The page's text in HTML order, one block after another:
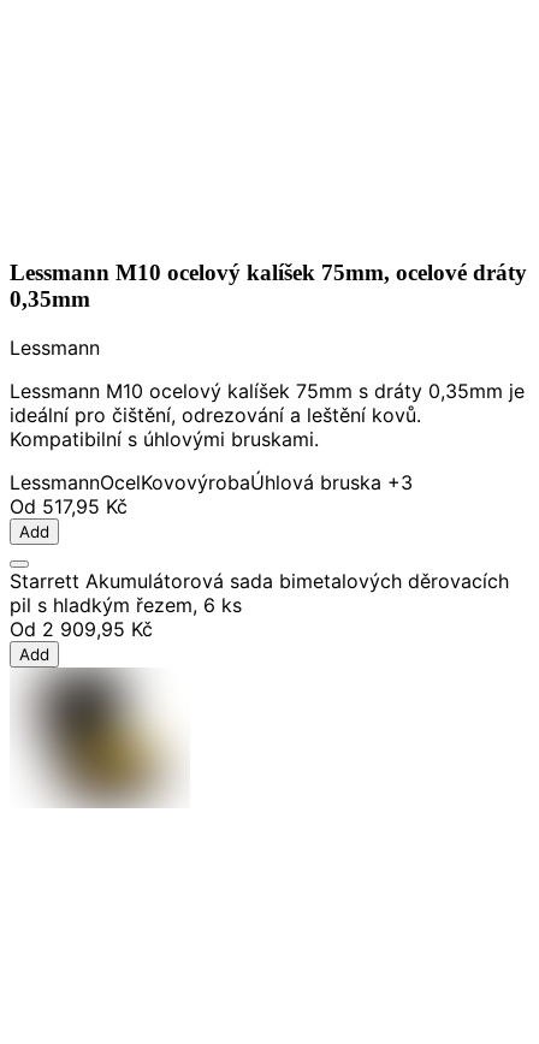
Lessmann M10 ocelový kalíšek 75mm, ocelové dráty
0,35mm
Lessmann
Lessmann M10 ocelový kalíšek 75mm s dráty 0,35mm je
ideální pro čištění, odrezování a leštění kovů.
Kompatibilní s úhlovými bruskami.
LessmannOcelKovovýrobaÚhlová bruska +3
Od 517,95 Kč
Add
Starrett Akumulátorová sada bimetalových děrovacích
pil s hladkým řezem, 6 ks
Od 2 909,95 Kč
Add